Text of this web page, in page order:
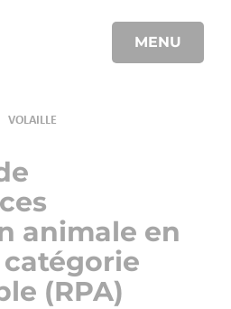
MENU
VOLAILLE
animale en
(RPA)